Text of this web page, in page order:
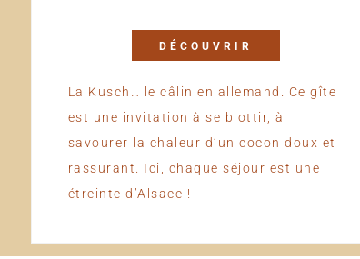
DÉCOUVRIR
La Kusch… le câlin en allemand. Ce gîte
est une invitation à se blottir, à
savourer la chaleur d’un cocon doux et
rassurant. Ici, chaque séjour est une
étreinte d’Alsace !